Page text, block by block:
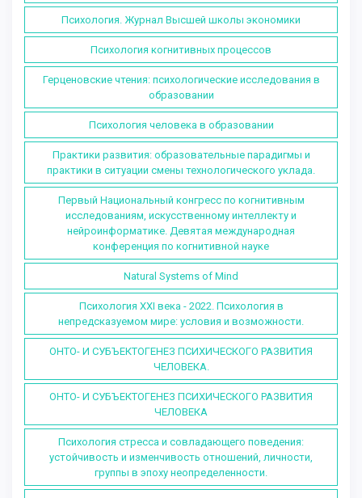
Психология. Журнал Высшей школы экономики
Психология когнитивных процессов
Герценовские чтения: психологические исследования в
образовании
Психология человека в образовании
Практики развития: образовательные парадигмы и
практики в ситуации смены технологического уклада.
Первый Национальный конгресс по когнитивным
исследованиям, искусственному интеллекту и
нейроинформатике. Девятая международная
конференция по когнитивной науке
Natural Systems of Mind
Психология XXI века - 2022. Психология в
непредсказуемом мире: условия и возможности.
ОНТО- И СУБЪЕКТОГЕНЕЗ ПСИХИЧЕСКОГО РАЗВИТИЯ
ЧЕЛОВЕКА.
ОНТО- И СУБЪЕКТОГЕНЕЗ ПСИХИЧЕСКОГО РАЗВИТИЯ
ЧЕЛОВЕКА
Психология стресса и совладающего поведения:
устойчивость и изменчивость отношений, личности,
группы в эпоху неопределенности.